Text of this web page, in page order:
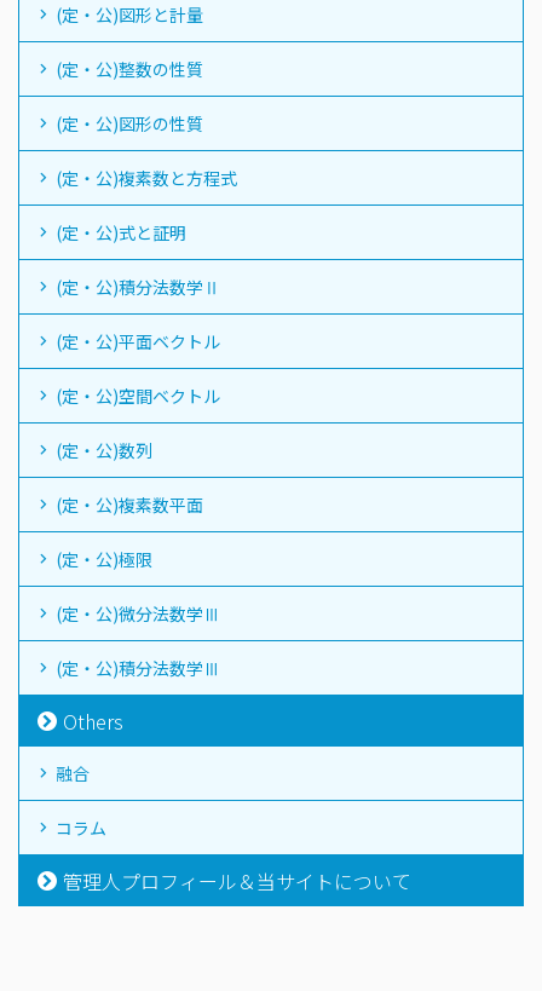
(定・公)図形と計量
(定・公)整数の性質
(定・公)図形の性質
(定・公)複素数と方程式
(定・公)式と証明
(定・公)積分法数学Ⅱ
(定・公)平面ベクトル
(定・公)空間ベクトル
(定・公)数列
(定・公)複素数平面
(定・公)極限
(定・公)微分法数学Ⅲ
(定・公)積分法数学Ⅲ
Others
融合
コラム
管理人プロフィール＆当サイトについて